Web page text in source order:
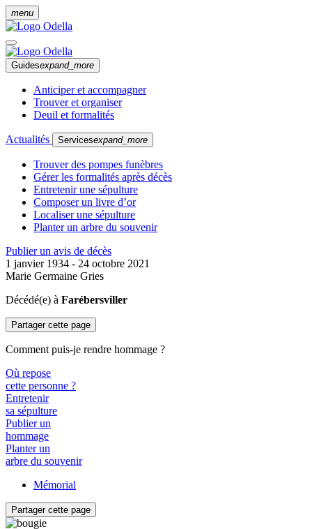
menu
Guidesexpand_more
Anticiper et accompagner
Trouver et organiser
Deuil et formalités
Actualités Servicesexpand_more
Trouver des pompes funèbres
Gérer les formalités après décès
Entretenir une sépulture
Composer un livre d’or
Localiser une sépulture
Planter un arbre du souvenir
Publier un avis de décès
1 janvier 1934 - 24 octobre 2021
Marie Germaine Gries
Décédé(e) à Farébersviller
Partager cette page
Comment puis-je rendre hommage ?
Où repose
cette personne ?
Entretenir
sa sépulture
Publier un
hommage
Planter un
arbre du souvenir
Mémorial
Partager cette page